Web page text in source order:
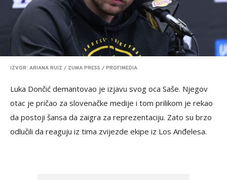
IZVOR: ARIANA RUIZ / ZUMA PRESS / PROFIMEDIA
Luka Dončić demantovao je izjavu svog oca Saše. Njegov
otac je pričao za slovenačke medije i tom prilikom je rekao
da postoji šansa da zaigra za reprezentaciju. Zato su brzo
odlučili da reaguju iz tima zvijezde ekipe iz Los Anđelesa.